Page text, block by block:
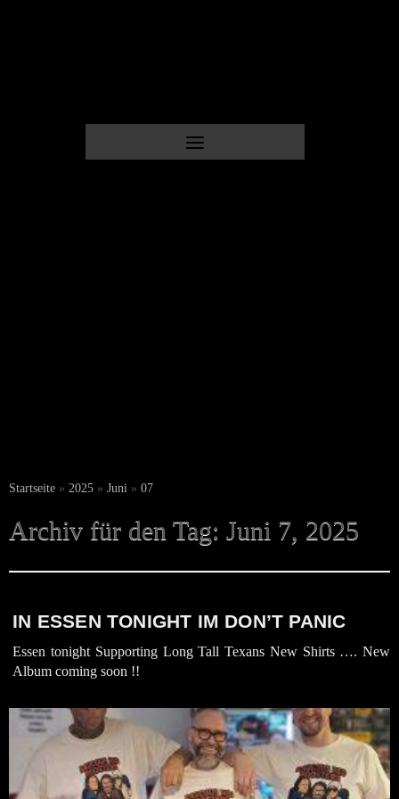
Startseite » 2025 » Juni » 07
Archiv für den Tag: Juni 7, 2025
IN ESSEN TONIGHT IM DON’T PANIC
Essen tonight Supporting Long Tall Texans New Shirts …. New
Album coming soon !!